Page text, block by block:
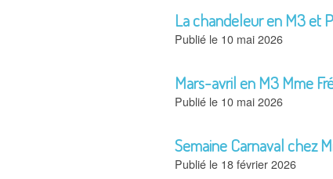
La chandeleur en M3 et
10 mai 2026
Mars-avril en M3 Mme
10 mai 2026
Semaine Carnaval chez
18 février 2026